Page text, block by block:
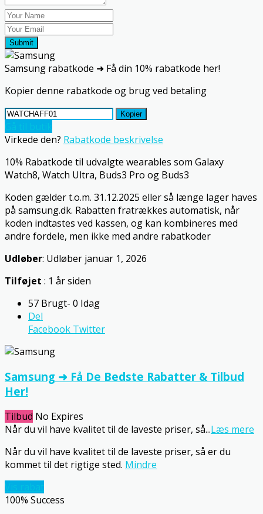
Submit
Samsung rabatkode ➜ Få din 10% rabatkode her!
Kopier denne rabatkode og brug ved betaling
Kopier
Virkede den? Rabatkode beskrivelse
10% Rabatkode til udvalgte wearables som Galaxy
Watch8, Watch Ultra, Buds3 Pro og Buds3
Koden gælder t.o.m. 31.12.2025 eller så længe lager haves
på samsung.dk. Rabatten fratrækkes automatisk, når
koden indtastes ved kassen, og kan kombineres med
andre fordele, men ikke med andre rabatkoder
Udløber: Udløber januar 1, 2026
Tilføjet : 1 år siden
57 Brugt- 0 Idag
Del
Facebook Twitter
Samsung ➜ Få De Bedste Rabatter & Tilbud
Her!
Tilbud No Expires
Når du vil have kvalitet til de laveste priser, så...Læs mere
Når du vil have kvalitet til de laveste priser, så er du
kommet til det rigtige sted. Mindre
100% Success